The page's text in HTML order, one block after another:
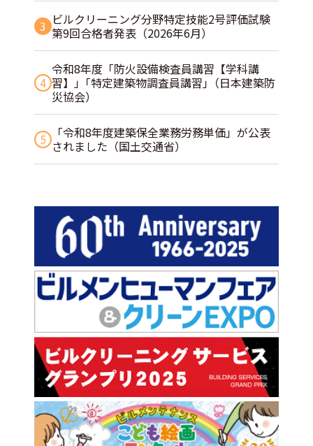
3 ビルクリーニング分野特定技能2号評価試験
第9回合格者発表（2026年6月）
4
令和8年度「防火設備検査員講習【学科講
習】」｢特定建築物調査員講習｣（日本建築防
災協会）
5
「令和8年度建築保全業務労務単価」が公表
されました（国土交通省）